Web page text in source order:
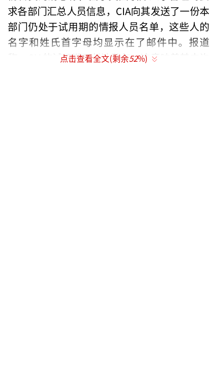
求各部门汇总人员信息，CIA向其发送了一份本
部门仍处于试用期的情报人员名单，这些人的
名字和姓氏首字母均显示在了邮件中。报道
称，CIA的试用期可长达数年，这意味着其中许
点击查看全文(剩余52%)